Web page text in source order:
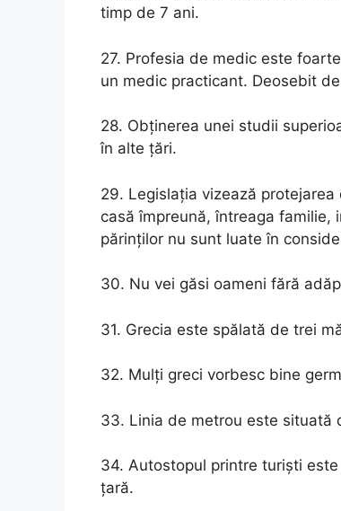
timp de 7 ani.
27. Profesia de medic este
un medic practicant. Deosebit
28. Obținerea unei studii
în alte țări.
29. Legislația vizează
casă împreună, întreaga familie,
părinților nu sunt luate în
30. Nu vei găsi oameni fără
31. Grecia este spălată de trei
32. Mulți greci vorbesc bine
33. Linia de metrou este situată
34. Autostopul printre turiști
țară.